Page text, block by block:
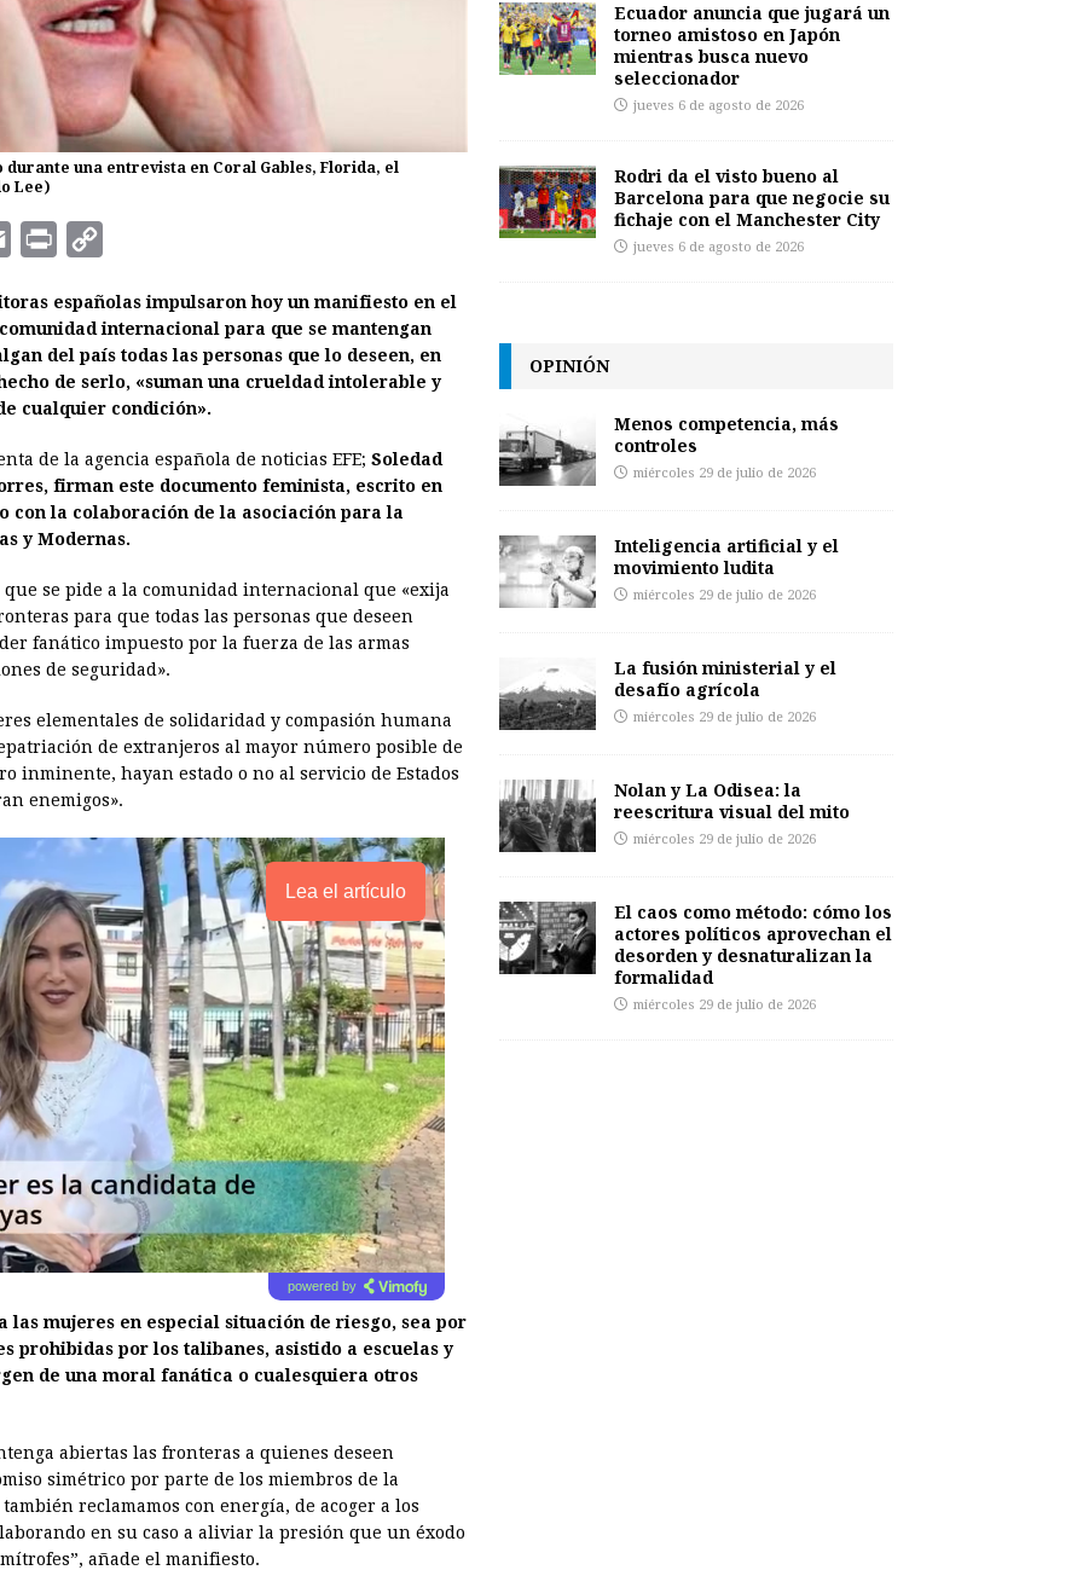
una entrevista en Coral Gables, Florida, el
Lee)
a
i
l
i
n
t
p
y
L
i
n
k
españolas impulsaron hoy un manifiesto en el
internacional para que se mantengan
del país todas las personas que lo deseen, en
de serlo, «suman una crueldad intolerable y
cualquier condición».
de la agencia española de noticias EFE; Soledad
firman este documento feminista, escrito en
con la colaboración de la asociación para la
y Modernas.
se pide a la comunidad internacional que «exija
para que todas las personas que deseen
fanático impuesto por la fuerza de las armas
de seguridad».
elementales de solidaridad y compasión humana
de extranjeros al mayor número posible de
inminente, hayan estado o no al servicio de Estados
enemigos».
Lea el artículo
powered by
mujeres en especial situación de riesgo, sea por
prohibidas por los talibanes, asistido a escuelas y
de una moral fanática o cualesquiera otros
abiertas las fronteras a quienes deseen
simétrico por parte de los miembros de la
reclamamos con energía, de acoger a los
en su caso a aliviar la presión que un éxodo
añade el manifiesto.
Ecuador anuncia que jugará un
torneo amistoso en Japón
mientras busca nuevo
seleccionador
jueves 6 de agosto de 2026
Rodri da el visto bueno al
Barcelona para que negocie su
fichaje con el Manchester City
jueves 6 de agosto de 2026
OPINIÓN
Menos competencia, más
controles
miércoles 29 de julio de 2026
Inteligencia artificial y el
movimiento ludita
miércoles 29 de julio de 2026
La fusión ministerial y el
desafío agrícola
miércoles 29 de julio de 2026
Nolan y La Odisea: la
reescritura visual del mito
miércoles 29 de julio de 2026
El caos como método: cómo los
actores políticos aprovechan el
desorden y desnaturalizan la
formalidad
miércoles 29 de julio de 2026